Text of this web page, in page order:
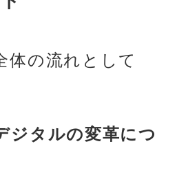
体の流れとして
ジタルの変革につ